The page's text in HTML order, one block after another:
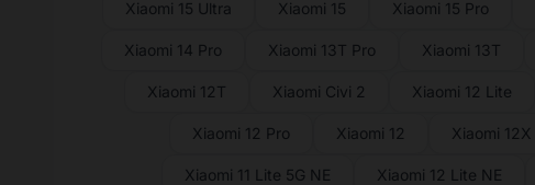
Xiaomi 15 Ultra Xiaomi 15 Xiaomi 15 Pro
Xiaomi 14 Pro Xiaomi 13T Pro Xiaomi 13T
Xiaomi 12T Xiaomi Civi 2 Xiaomi 12 Lite
Xiaomi 12 Pro Xiaomi 12 Xiaomi 12X
Xiaomi 11 Lite 5G NE Xiaomi 12 Lite NE